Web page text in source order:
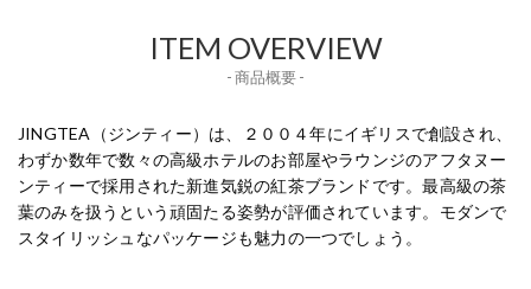
ITEM OVERVIEW
- 商品概要 -
JINGTEA（ジンティー）は、２００４年にイギリスで創設され、
わずか数年で数々の高級ホテルのお部屋やラウンジのアフタヌー
ンティーで採用された新進気鋭の紅茶ブランドです。最高級の茶
葉のみを扱うという頑固たる姿勢が評価されています。モダンで
スタイリッシュなパッケージも魅力の一つでしょう。